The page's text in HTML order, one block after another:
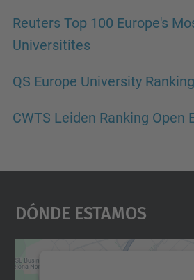
Reuters Top 100 Europe's
Universitites
QS Europe University
CWTS Leiden Ranking Open
Dónde Estamos